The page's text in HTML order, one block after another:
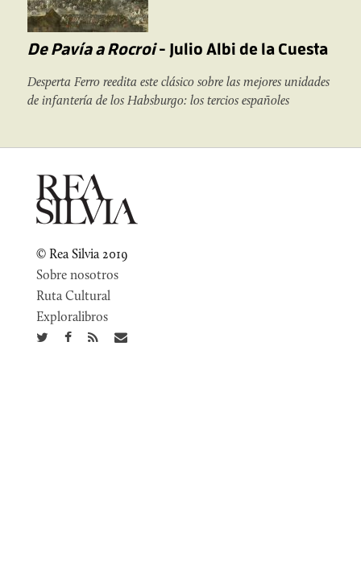
De Pavía a Rocroi- Julio Albi de la Cuesta
Desperta Ferro reedita este clásico sobre las mejores unidades
de infantería de los Habsburgo: los tercios españoles
© Rea Silvia 2019
Sobre nosotros
Ruta Cultural
Exploralibros